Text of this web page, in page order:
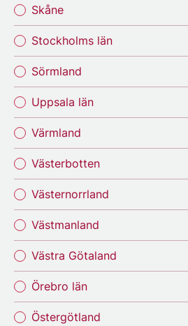
Skåne
Stockholms län
Sörmland
Uppsala län
Värmland
Västerbotten
Västernorrland
Västmanland
Västra Götaland
Örebro län
Östergötland